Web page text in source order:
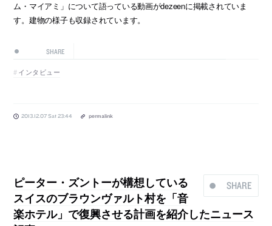
ム・マイアミ」について語っている動画がdezeenに掲載されていま
す。建物の様子も収録されています。
SHARE
インタビュー
2013.12.07 Sat 23:44 permalink
SHARE
ピーター・ズントーが構想している
スイスのブラウンヴァルト村を「音
楽ホテル」で復興させる計画を紹介したニュース